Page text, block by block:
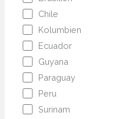
Chile
Kolumbien
Ecuador
Guyana
Paraguay
Peru
Surinam